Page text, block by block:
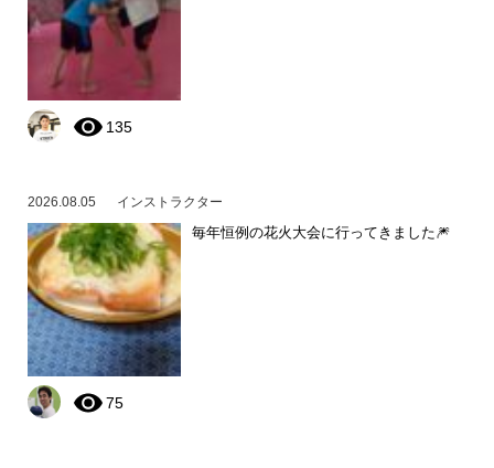
135
2026.08.05 インストラクター
毎年恒例の花火大会に行ってきました🎆
75